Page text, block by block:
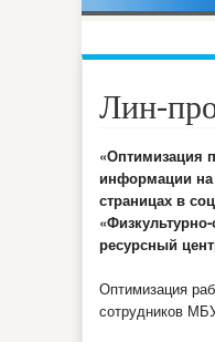
Лин-
«Оптимизация
информации
страницах в
ресурсный
Оптимизация
сотрудников